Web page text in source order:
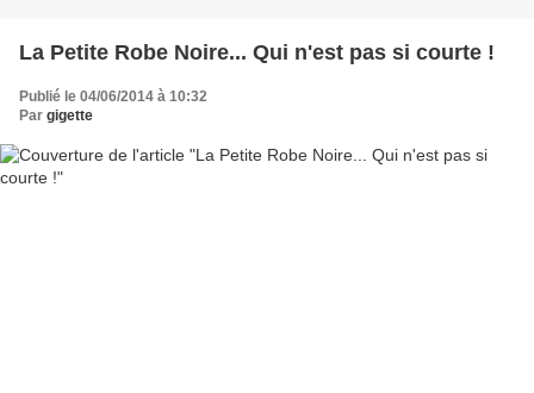
La Petite Robe Noire... Qui n'est pas si courte !
Publié le 04/06/2014 à 10:32
Par gigette